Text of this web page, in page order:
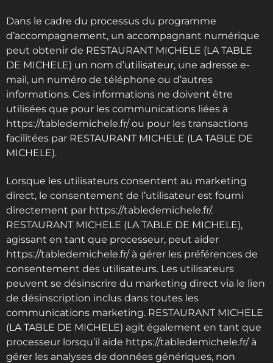
Dans le cadre du processus du programme
d’accompagnement, un accompagnant numérique
peut obtenir de RESTAURANT MICHELE (LA TABLE
DE MICHELE) un nom d’utilisateur, une adresse e-
mail, un numéro de téléphone ou d’autres
informations. Ces informations ne doivent être
utilisées que pour les communications liées à
https://tabledemichele.fr/ ou pour les transactions
facilitées par RESTAURANT MICHELE (LA TABLE DE
MICHELE).
Lorsque les utilisateurs consentent au marketing
direct, le consentement de l’utilisateur est fourni
directement par https://tabledemichele.fr/.
RESTAURANT MICHELE (LA TABLE DE MICHELE),
agissant en tant que processeur, peut aider
https://tabledemichele.fr/ à gérer les préférences de
consentement des utilisateurs. Les utilisateurs
peuvent se désinscrire du marketing direct via le lien
de désinscription inclus dans toutes les
communications marketing. RESTAURANT MICHELE
(LA TABLE DE MICHELE) agit également en tant que
processeur lorsqu’il aide https://tabledemichele.fr/ à
gérer les analyses de données génériques, non